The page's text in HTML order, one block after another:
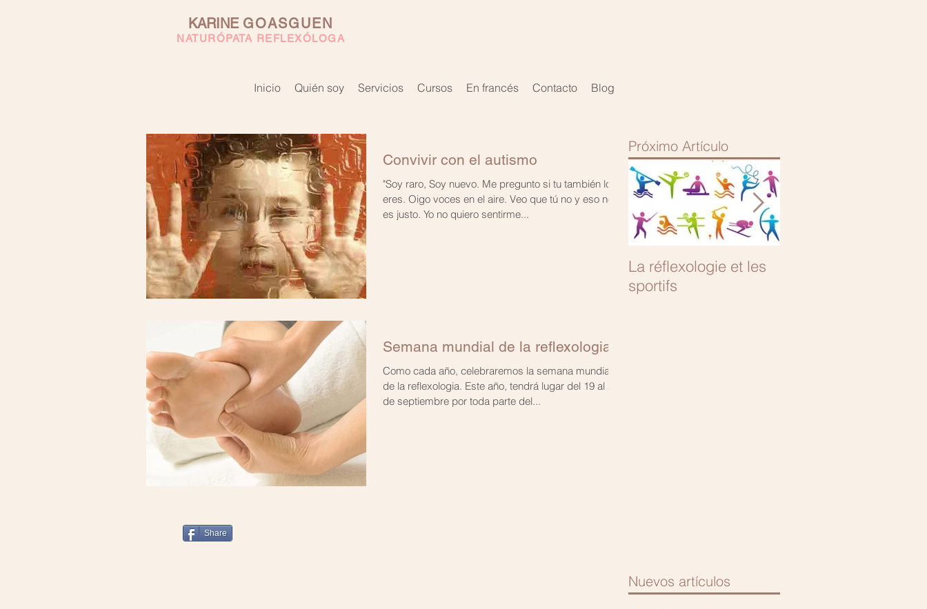
KARINE GOASGUEN
NATURÓPATA REFLEXÓLOGA
Inicio Quién soy Servicios Cursos En francés Contacto Blog
Convivir con el autismo
"Soy raro, Soy nuevo. Me pregunto si tu también lo
eres. Oigo voces en el aire. Veo que tú no y eso no
es justo. Yo no quiero sentirme...
Semana mundial de la reflexologia
Como cada año, celebraremos la semana mundial
de la reflexologia. Este año, tendrá lugar del 19 al 25
de septiembre por toda parte del...
Próximo Artículo
La réflexologie et les
sportifs
Share
Nuevos artículos